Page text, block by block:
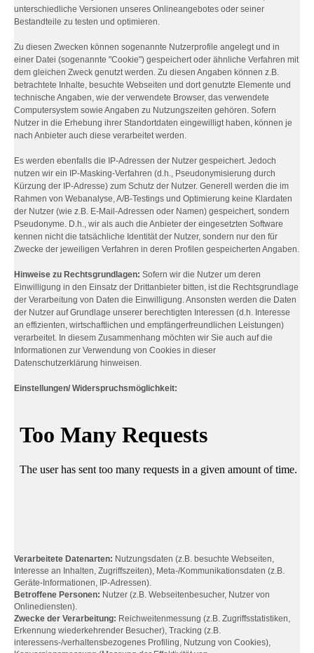
unterschiedliche Versionen unseres Onlineangebotes oder seiner
Bestandteile zu testen und optimieren.
Zu diesen Zwecken können sogenannte Nutzerprofile angelegt und in
einer Datei (sogenannte "Cookie") gespeichert oder ähnliche Verfahren mit
dem gleichen Zweck genutzt werden. Zu diesen Angaben können z.B.
betrachtete Inhalte, besuchte Webseiten und dort genutzte Elemente und
technische Angaben, wie der verwendete Browser, das verwendete
Computersystem sowie Angaben zu Nutzungszeiten gehören. Sofern
Nutzer in die Erhebung ihrer Standortdaten eingewilligt haben, können je
nach Anbieter auch diese verarbeitet werden.
Es werden ebenfalls die IP-Adressen der Nutzer gespeichert. Jedoch
nutzen wir ein IP-Masking-Verfahren (d.h., Pseudonymisierung durch
Kürzung der IP-Adresse) zum Schutz der Nutzer. Generell werden die im
Rahmen von Webanalyse, A/B-Testings und Optimierung keine Klardaten
der Nutzer (wie z.B. E-Mail-Adressen oder Namen) gespeichert, sondern
Pseudonyme. D.h., wir als auch die Anbieter der eingesetzten Software
kennen nicht die tatsächliche Identität der Nutzer, sondern nur den für
Zwecke der jeweiligen Verfahren in deren Profilen gespeicherten Angaben.
Hinweise zu Rechtsgrundlagen: Sofern wir die Nutzer um deren
Einwilligung in den Einsatz der Drittanbieter bitten, ist die Rechtsgrundlage
der Verarbeitung von Daten die Einwilligung. Ansonsten werden die Daten
der Nutzer auf Grundlage unserer berechtigten Interessen (d.h. Interesse
an effizienten, wirtschaftlichen und empfängerfreundlichen Leistungen)
verarbeitet. In diesem Zusammenhang möchten wir Sie auch auf die
Informationen zur Verwendung von Cookies in dieser
Datenschutzerklärung hinweisen.
Einstellungen/ Widerspruchsmöglichkeit:
Verarbeitete Datenarten: Nutzungsdaten (z.B. besuchte Webseiten,
Interesse an Inhalten, Zugriffszeiten), Meta-/Kommunikationsdaten (z.B.
Geräte-Informationen, IP-Adressen).
Betroffene Personen: Nutzer (z.B. Webseitenbesucher, Nutzer von
Onlinediensten).
Zwecke der Verarbeitung: Reichweitenmessung (z.B. Zugriffsstatistiken,
Erkennung wiederkehrender Besucher), Tracking (z.B.
interessens-/verhaltensbezogenes Profiling, Nutzung von Cookies),